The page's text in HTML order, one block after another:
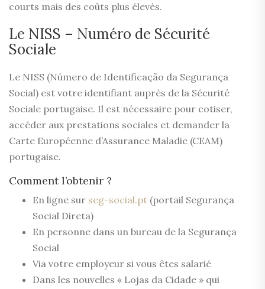
courts mais des coûts plus élevés.
Le NISS – Numéro de Sécurité
Sociale
Le NISS (Número de Identificação da Segurança
Social) est votre identifiant auprès de la Sécurité
Sociale portugaise. Il est nécessaire pour cotiser,
accéder aux prestations sociales et demander la
Carte Européenne d’Assurance Maladie (CEAM)
portugaise.
Comment l’obtenir ?
En ligne sur seg-social.pt (portail Segurança
Social Direta)
En personne dans un bureau de la Segurança
Social
Via votre employeur si vous êtes salarié
Dans les nouvelles « Lojas da Cidade » qui